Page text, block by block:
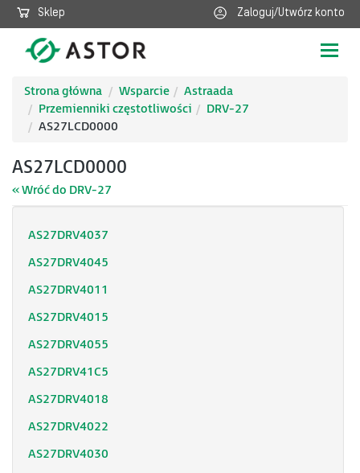
Sklep Zaloguj/Utwórz konto
Strona główna
Wsparcie
Astraada
Przemienniki częstotliwości
DRV-27
AS27LCD0000
AS27LCD0000
« Wróć do DRV-27
AS27DRV4037
AS27DRV4045
AS27DRV4011
AS27DRV4015
AS27DRV4055
AS27DRV41C5
AS27DRV4018
AS27DRV4022
AS27DRV4030